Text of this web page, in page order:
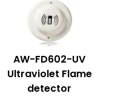
AW-FD602-UV
Ultraviolet Flame
detector